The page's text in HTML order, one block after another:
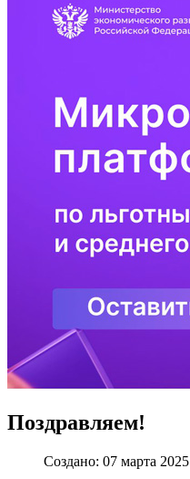
Поздравляем!
Создано: 07 марта 2025